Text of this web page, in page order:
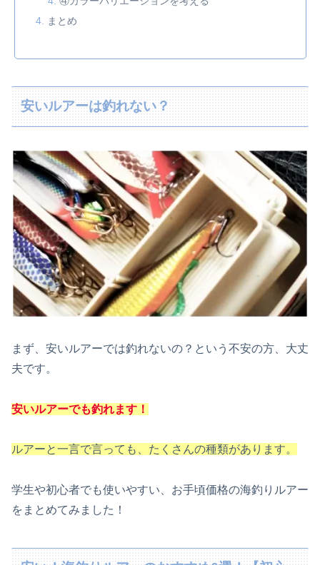
まとめ
安いルアーは釣れない？
まず、安いルアーでは釣れないの？という不安の方、大丈
夫です。
安いルアーでも釣れます！
ルアーと一言で言っても、たくさんの種類があります。
学生や初心者でも使いやすい、お手頃価格の海釣りルアー
をまとめてみました！